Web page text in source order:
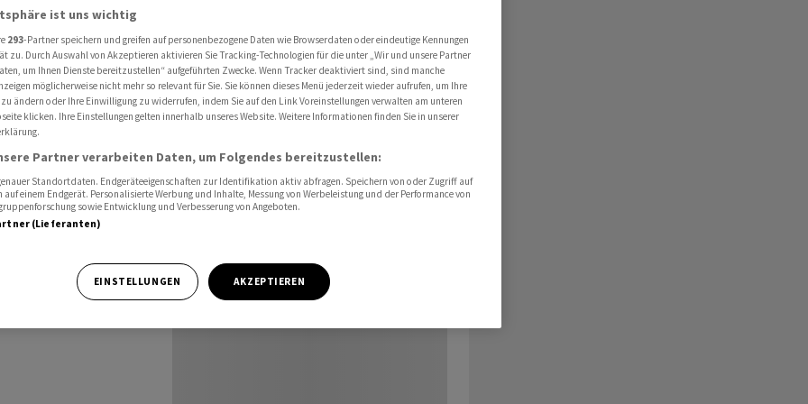
nach
Handel
Liter) Rohöl der
kostete
Prozent
ist uns wichtig
293-Partner speichern und greifen auf personenbezogene Daten wie Browserdaten oder eindeutige Kennungen
zu. Durch Auswahl von Akzeptieren aktivieren Sie Tracking-Technologien für die unter „Wir und unsere Partner
um Ihnen Dienste bereitzustellen“ aufgeführten Zwecke. Wenn Tracker deaktiviert sind, sind manche
möglicherweise nicht mehr so relevant für Sie. Sie können dieses Menü jederzeit wieder aufrufen, um Ihre
ändern oder Ihre Einwilligung zu widerrufen, indem Sie auf den Link Voreinstellungen verwalten am unteren
klicken. Ihre Einstellungen gelten innerhalb unseres Website. Weitere Informationen finden Sie in unserer
Partner verarbeiten Daten, um Folgendes bereitzustellen:
Standortdaten. Endgeräteeigenschaften zur Identifikation aktiv abfragen. Speichern von oder Zugriff auf
einem Endgerät. Personalisierte Werbung und Inhalte, Messung von Werbeleistung und der Performance von
sowie Entwicklung und Verbesserung von Angeboten.
(Lieferanten)
EINSTELLUNGEN AKZEPTIEREN